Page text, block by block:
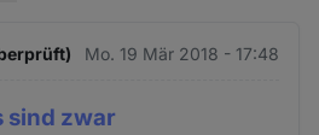
Mo. 19 Mär 2018 - 17:48
sind zwar